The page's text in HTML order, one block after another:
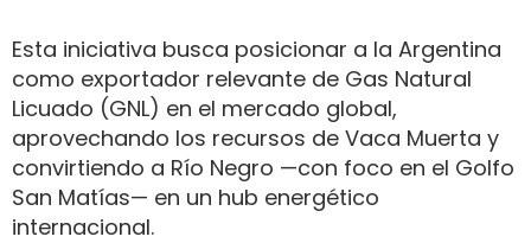
Esta iniciativa busca posicionar a la Argentina
como exportador relevante de Gas Natural
Licuado (GNL) en el mercado global,
aprovechando los recursos de Vaca Muerta y
convirtiendo a Río Negro —con foco en el Golfo
San Matías— en un hub energético
internacional.